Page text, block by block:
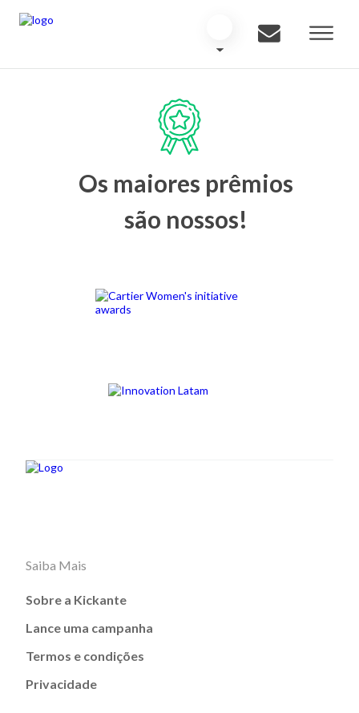
Os maiores prêmios
são nossos!
Saiba Mais
Sobre a Kickante
Lance uma campanha
Termos e condições
Privacidade